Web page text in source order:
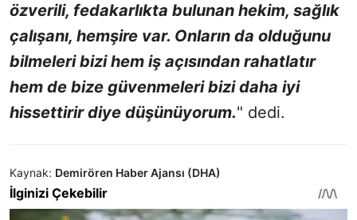
özverili, fedakarlıkta bulunan hekim, sağlık
çalışanı, hemşire var. Onların da olduğunu
bilmeleri bizi hem iş açısından rahatlatır
hem de bize güvenmeleri bizi daha iyi
hissettirir diye düşünüyorum." dedi.
Kaynak: Demirören Haber Ajansı (DHA)